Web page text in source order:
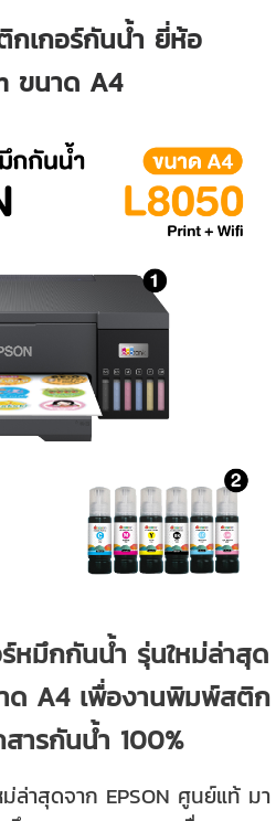
เกอร์กันน้ำ ยี่ห้อ
ขนาด A4
หมึกกันน้ำ รุ่นใหม่ล่าสุด
ด A4 เพื่องานพิมพ์สติก
สารกันน้ำ 100%
ล่าสุดจาก EPSON ศูนย์แท้ มา